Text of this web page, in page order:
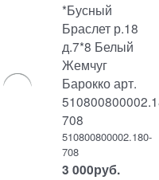
*Бусный
Браслет р.18
д.7*8 Белый
Жемчуг
Барокко арт.
708
510800800002.180-
708
3 000руб.